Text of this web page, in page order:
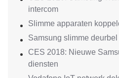
intercom
Slimme apparaten
Samsung slimme
CES 2018: Nieuwe
diensten